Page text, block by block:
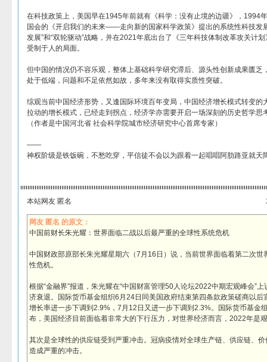
在科技政策上，美国早在1945年前就有《科学：没有止境的边疆》，1994
国会的《开启我们的未来——走向新的国家科学政策》提出的系统性科技发
发展”和“双轮驱动”战略，并在2021年底出台了《三年科技体制改革攻关计
受制于人的局面。
但中国的情况仍不容乐观，整体上基础科学研究滞后、源头性创新成果匮乏
处于低端，问题和不足依然如故，多年来没有取得实质性突破。
综观当前中国经济形势，又逢国际环境百年变局，中国经济增长模式转变的
拉动的增长模式，已经走到拐点，经济学亦需要开启一场深刻的历史哲学思
（作者是中国河北省 社会科学院城市经济研究中心首席专家）
——
神权阶级是铁饭碗，不愁吃穿，平信徒不会以为跟着一起唱唱阿肋路亚就天
本站网友 匿名
网友 匿名 的原文：
中国前财长朱光耀：世界面临二战以后最严重的全球性系统危机
中国财政部原部长朱光耀星期六（7月16日）说，当前世界面临着第二次世
性危机。
根据“金融界”报道，朱光耀在“中国财富管理50人论坛2022中期宏观峰会”
济衰退。国际货币基金组织6月24日同美国政府结束第四条款政策磋商以
增长率进一步下调到2.9%，7月12日又进一步下调到2.3%。国际货币基金
布，美国经济目前面临着非常大的下行压力，对世界经济而言，2022年是
其次是全球性的供应链受到严重冲击。冠病疫情对全球生产链、供应链、
造成严重的冲击。